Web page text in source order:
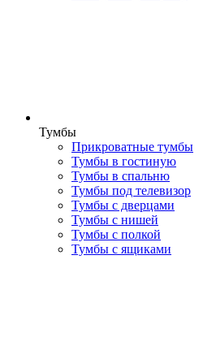
Тумбы
Прикроватные тумбы
Тумбы в гостиную
Тумбы в спальню
Тумбы под телевизор
Тумбы с дверцами
Тумбы с нишей
Тумбы с полкой
Тумбы с ящиками